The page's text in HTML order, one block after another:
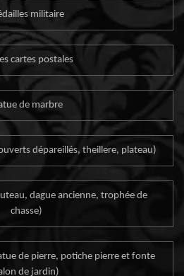
militaire
cartes postales
de marbre
dépareillés, theillere, plateau)
dague ancienne, trophée de
chasse)
de pierre, potiche pierre et fonte
de jardin)